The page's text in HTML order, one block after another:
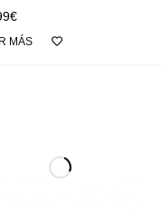
€
MÁS